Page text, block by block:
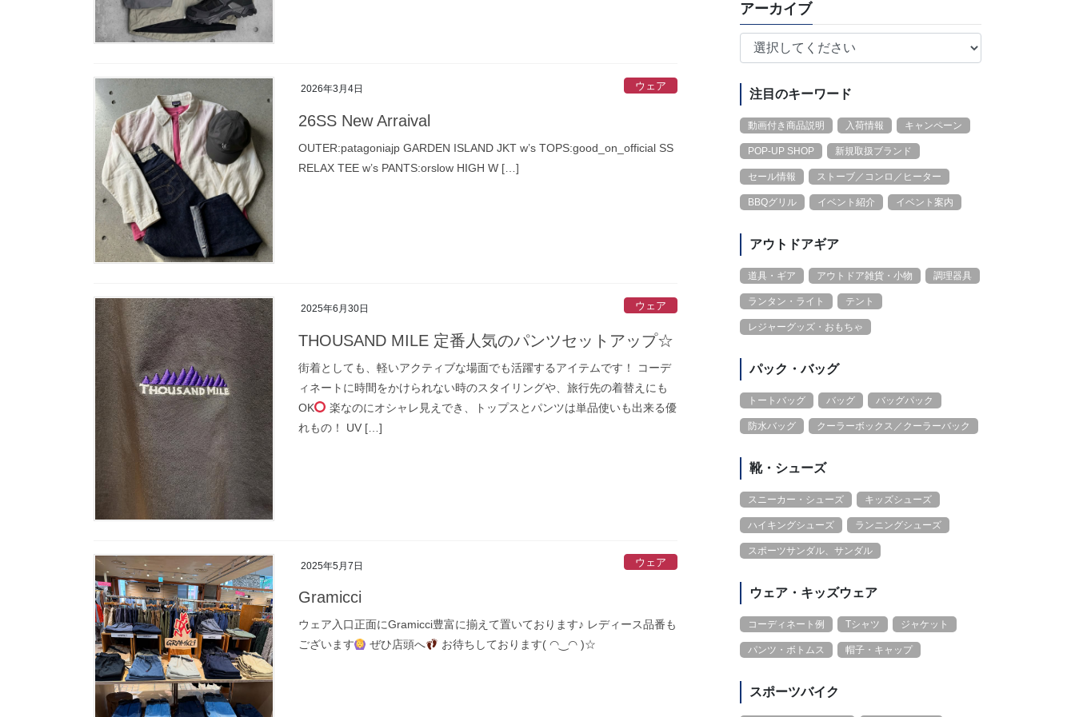
2026年3月4日 ウェア
26SS New Arraival
OUTER:patagoniajp GARDEN ISLAND JKT w’s TOPS:good_on_official SS
RELAX TEE w’s PANTS:orslow HIGH W […]
2025年6月30日 ウェア
THOUSAND MILE 定番人気のパンツセットアップ☆
街着としても、軽いアクティブな場面でも活躍するアイテムです！ コーデ
ィネートに時間をかけられない時のスタイリングや、旅行先の着替えにも
OK
楽なのにオシャレ見えでき、トップスとパンツは単品使いも出来る優
れもの！ UV […]
2025年5月7日 ウェア
Gramicci
ウェア入口正面にGramicci豊富に揃えて置いております♪ レディース品番も
ございます
ぜひ店頭へ お待ちしております( ◠‿◠ )☆
アーカイブ
注目のキーワード
動画付き商品説明 入荷情報 キャンペーン
POP-UP SHOP 新規取扱ブランド
セール情報 ストーブ／コンロ／ヒーター
BBQグリル イベント紹介 イベント案内
アウトドアギア
道具・ギア アウトドア雑貨・小物 調理器具
ランタン・ライト テント
レジャーグッズ・おもちゃ
パック・バッグ
トートバッグ バッグ バッグパック
防水バッグ クーラーボックス／クーラーバック
靴・シューズ
スニーカー・シューズ キッズシューズ
ハイキングシューズ ランニングシューズ
スポーツサンダル、サンダル
ウェア・キッズウェア
コーディネート例 Tシャツ ジャケット
パンツ・ボトムス 帽子・キャップ
スポーツバイク